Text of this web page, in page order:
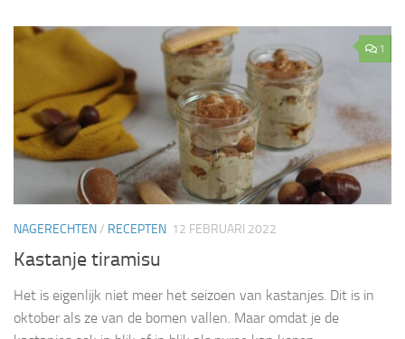
1
NAGERECHTEN/ RECEPTEN 12 FEBRUARI 2022
Kastanje tiramisu
Het is eigenlijk niet meer het seizoen van kastanjes. Dit is in
oktober als ze van de bomen vallen. Maar omdat je de